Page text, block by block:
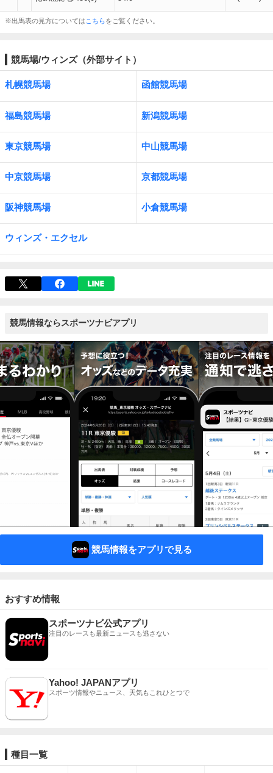
※出馬表の見方については こちらをご覧ください。
競馬場/ウィンズ（外部サイト）
札幌競馬場 函館競馬場
福島競馬場 新潟競馬場
東京競馬場 中山競馬場
中京競馬場 京都競馬場
阪神競馬場 小倉競馬場
ウィンズ・エクセル
競馬情報ならスポーツナビアプリ
競馬情報をアプリで見る
おすすめ情報
スポーツナビ公式アプリ
注目のレースも最新ニュースも逃さない
Yahoo! JAPANアプリ
スポーツ情報やニュース、天気もこれひとつで
種目一覧